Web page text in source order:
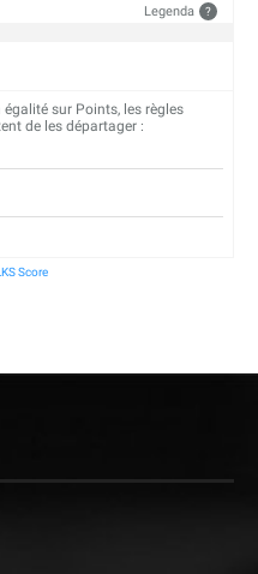
Legenda ?
sur Points, les règles
de les départager :
Score